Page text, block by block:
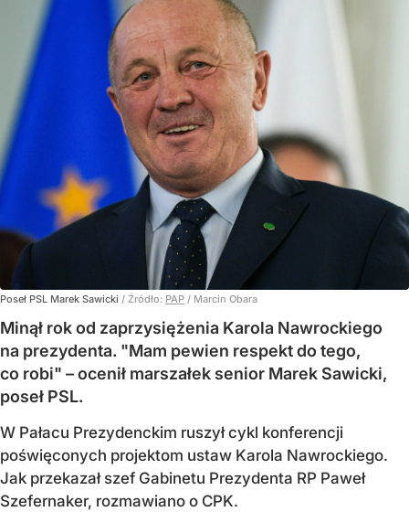
Poseł PSL Marek Sawicki / Źródło: PAP / Marcin Obara
Minął rok od zaprzysiężenia Karola Nawrockiego
na prezydenta. "Mam pewien respekt do tego,
co robi" – ocenił marszałek senior Marek Sawicki,
poseł PSL.
W Pałacu Prezydenckim ruszył cykl konferencji
poświęconych projektom ustaw Karola Nawrockiego.
Jak przekazał szef Gabinetu Prezydenta RP Paweł
Szefernaker, rozmawiano o CPK.